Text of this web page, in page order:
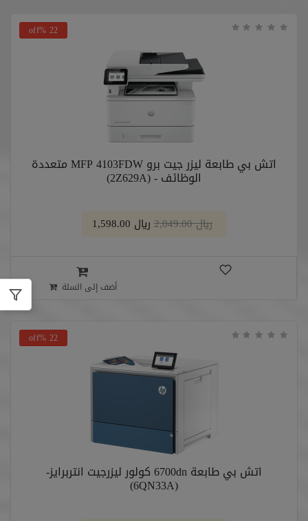
22 %off
اتش بي طابعة ليزر جيت برو MFP 4103FDW متعددة
الوظائف - (2Z629A)
﷼ 2,049.00 ﷼ 1,598.00
أضف إلى السلة
22 %off
اتش بي طابعة 6700dn كولور ليزرجيت انتربرايز-
(6QN33A)